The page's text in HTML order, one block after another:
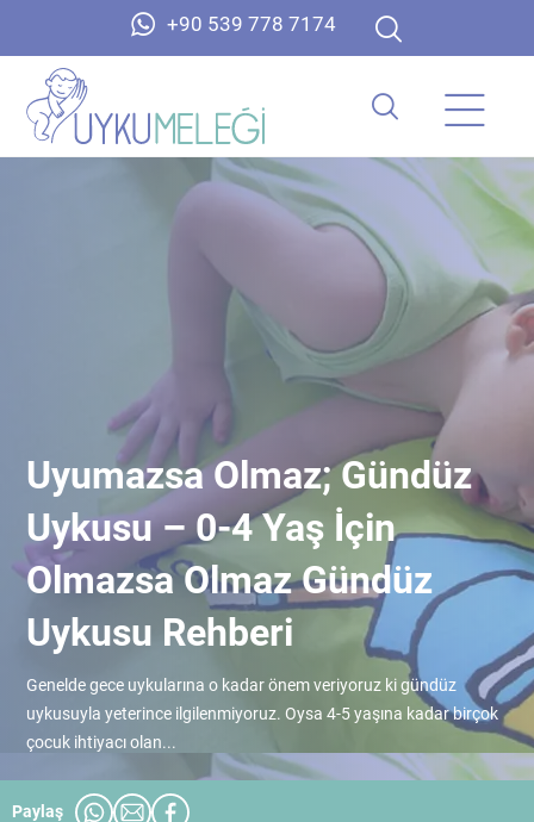
+90 539 778 7174
Uyumazsa Olmaz; Gündüz
Uykusu – 0-4 Yaş İçin
Olmazsa Olmaz Gündüz
Uykusu Rehberi
Genelde gece uykularına o kadar önem veriyoruz ki gündüz
uykusuyla yeterince ilgilenmiyoruz. Oysa 4-5 yaşına kadar birçok
çocuk ihtiyacı olan...
Paylaş